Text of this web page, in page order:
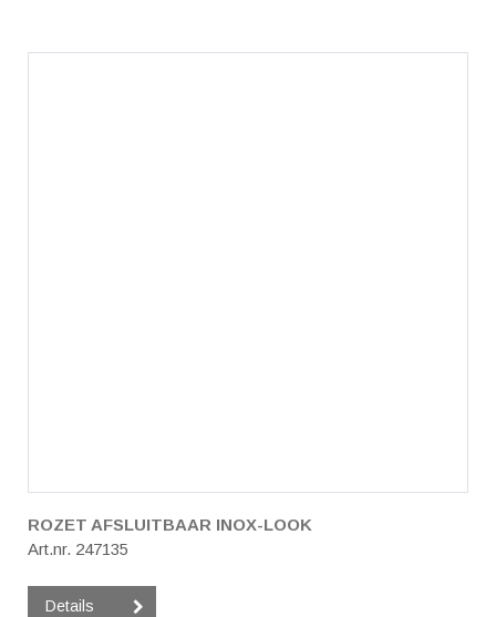
ROZET AFSLUITBAAR INOX-LOOK
Art.nr. 247135
Details